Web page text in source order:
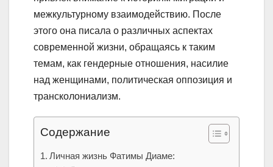
межкультурному взаимодействию. После
этого она писала о различных аспектах
современной жизни, обращаясь к таким
темам, как гендерные отношения, насилие
над женщинами, политическая оппозиция и
трансколониализм.
Содержание
Личная жизнь Фатимы Диаме: